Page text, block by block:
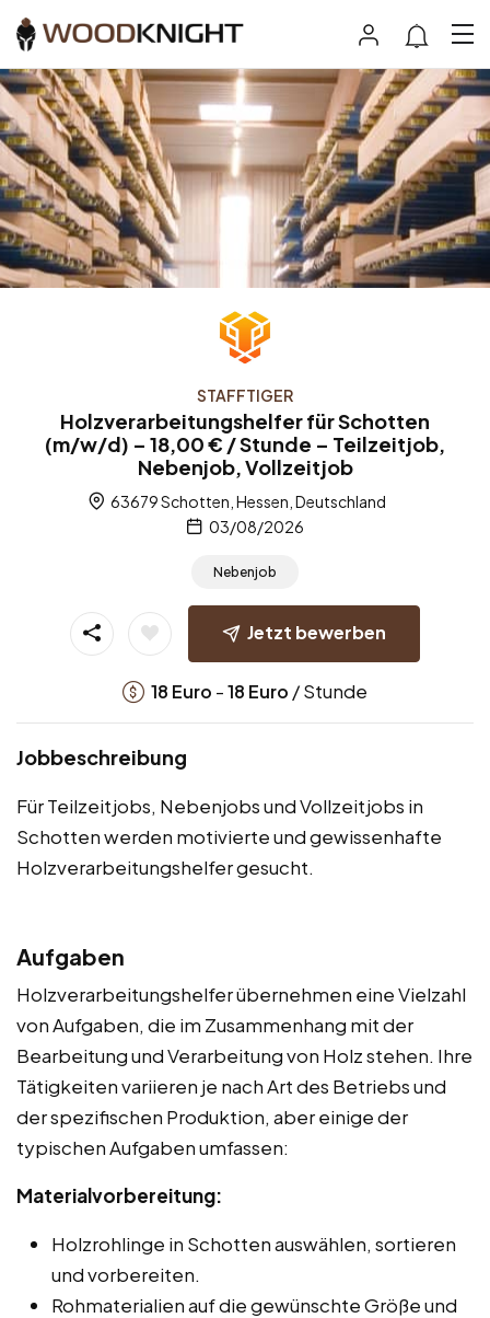
STAFFTIGER
Holzverarbeitungshelfer für Schotten
(m/w/d) – 18,00 € / Stunde – Teilzeitjob,
Nebenjob, Vollzeitjob
63679 Schotten, Hessen, Deutschland
03/08/2026
Nebenjob
Jetzt bewerben
18 Euro -18 Euro / Stunde
Jobbeschreibung
Für Teilzeitjobs, Nebenjobs und Vollzeitjobs in
Schotten werden motivierte und gewissenhafte
Holzverarbeitungshelfer gesucht.
Aufgaben
Holzverarbeitungshelfer übernehmen eine Vielzahl
von Aufgaben, die im Zusammenhang mit der
Bearbeitung und Verarbeitung von Holz stehen. Ihre
Tätigkeiten variieren je nach Art des Betriebs und
der spezifischen Produktion, aber einige der
typischen Aufgaben umfassen:
Materialvorbereitung:
Holzrohlinge in Schotten auswählen, sortieren
und vorbereiten.
Rohmaterialien auf die gewünschte Größe und